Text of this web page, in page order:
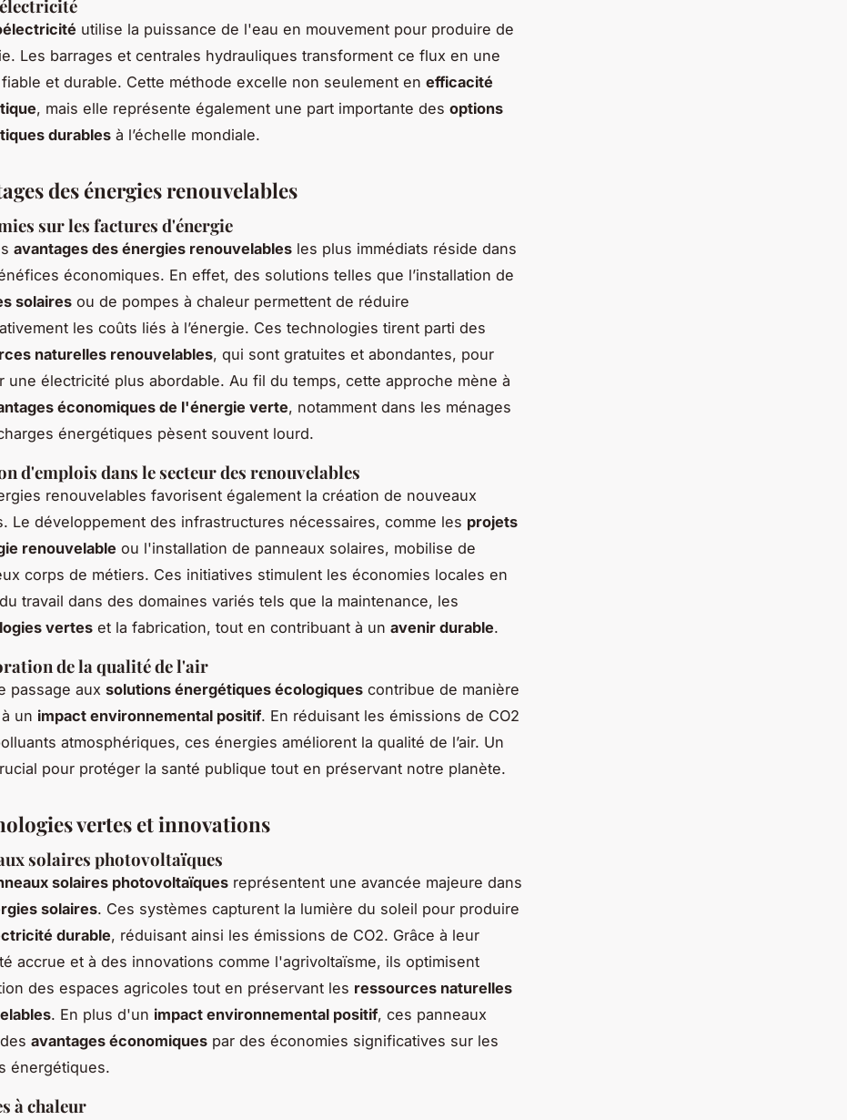
utilise la puissance de l'eau en mouvement pour produire de
Les barrages et centrales hydrauliques transforment ce flux en une
et durable. Cette méthode excelle non seulement en efficacité
, mais elle représente également une part importante des options
durables à l’échelle mondiale.
des énergies renouvelables
sur les factures d'énergie
avantages des énergies renouvelables les plus immédiats réside dans
économiques. En effet, des solutions telles que l’installation de
solaires ou de pompes à chaleur permettent de réduire
les coûts liés à l’énergie. Ces technologies tirent parti des
naturelles renouvelables, qui sont gratuites et abondantes, pour
une électricité plus abordable. Au fil du temps, cette approche mène à
économiques de l'énergie verte, notamment dans les ménages
énergétiques pèsent souvent lourd.
d'emplois dans le secteur des renouvelables
renouvelables favorisent également la création de nouveaux
Le développement des infrastructures nécessaires, comme les projets
renouvelable ou l'installation de panneaux solaires, mobilise de
corps de métiers. Ces initiatives stimulent les économies locales en
travail dans des domaines variés tels que la maintenance, les
vertes et la fabrication, tout en contribuant à un avenir durable.
de la qualité de l'air
passage aux solutions énergétiques écologiques contribue de manière
un impact environnemental positif. En réduisant les émissions de CO2
atmosphériques, ces énergies améliorent la qualité de l’air. Un
pour protéger la santé publique tout en préservant notre planète.
vertes et innovations
solaires photovoltaïques
solaires photovoltaïques représentent une avancée majeure dans
solaires. Ces systèmes capturent la lumière du soleil pour produire
durable, réduisant ainsi les émissions de CO2. Grâce à leur
accrue et à des innovations comme l'agrivoltaïsme, ils optimisent
des espaces agricoles tout en préservant les ressources naturelles
. En plus d'un impact environnemental positif, ces panneaux
avantages économiques par des économies significatives sur les
énergétiques.
à chaleur